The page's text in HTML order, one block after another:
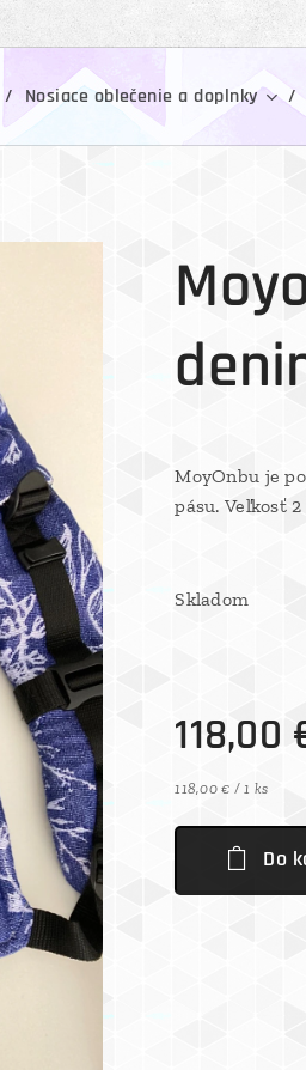
Nosiace oblečenie a doplnky
MoyOnbu je
pásu. Veľkosť
Skladom
118,00
118,00 € / 1 ks
Do